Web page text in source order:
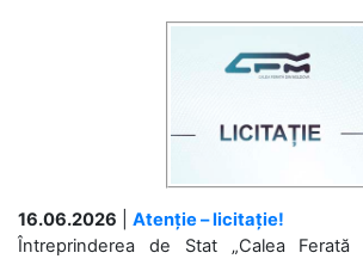
16.06.2026
Atenție – licitație!
Întreprinderea de Stat „Calea Ferată